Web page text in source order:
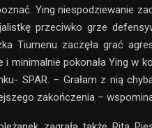
Ying niespodziewanie
przeciwko grze
Tiumenu zaczęła grać
i minimalnie pokonała Ying w
SPAR. – Grałam z nią
zakończenia –